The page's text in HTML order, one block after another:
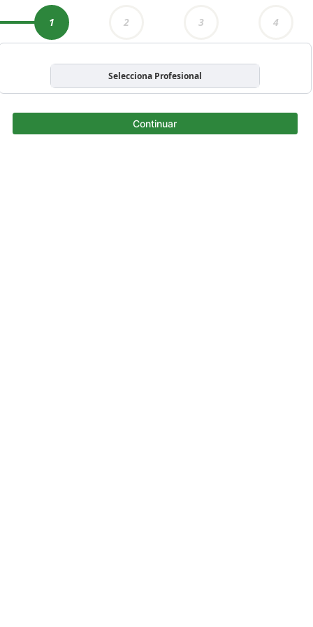
1 2 3 4
Selecciona Profesional
Continuar